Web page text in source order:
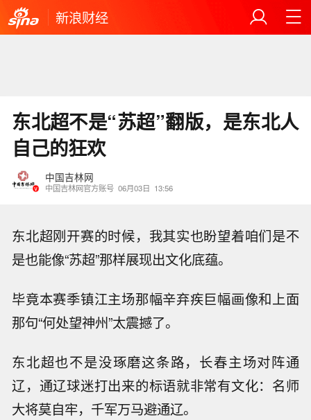
新浪财经
东北超不是“苏超”翻版，是东北人
自己的狂欢
中国吉林网
中国吉林网官方账号 06月03日 13:56
东北超刚开赛的时候，我其实也盼望着咱们是不
是也能像“苏超”那样展现出文化底蕴。
毕竟本赛季镇江主场那幅辛弃疾巨幅画像和上面
那句“何处望神州”太震撼了。
东北超也不是没琢磨这条路，长春主场对阵通
辽，通辽球迷打出来的标语就非常有文化：名师
大将莫自牢，千军万马避通辽。